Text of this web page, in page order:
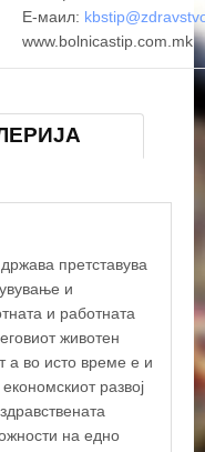
Е-маил:
www.bolnicastip.com.mk
претставува
и
и работната
животен
а во исто време е и
развој
на едно